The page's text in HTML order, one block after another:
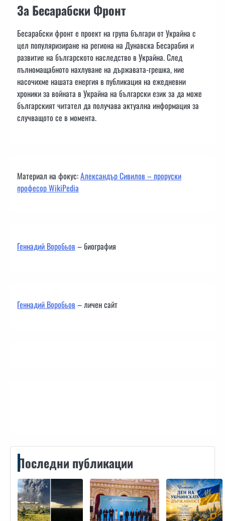
За Бесарабски Фронт
Бесарабски фронт е проект на група българи от Украйна с
цел популяризиране на региона на Дунавска Бесарабия и
развитие на българското наследство в Украйна. След
пълномащабното нахлуване на държавата-грешка, ние
насочихме нашата енергия в публикация на ежедневни
хроники за войната в Украйна на български език за да може
българският читател да получава актуална информация за
случващото се в момента.
Материал на фокус:Александър Сивилов – проруски
професор WikiPedia
Геннадий Воробьов– биография
Геннадий Воробьов– личен сайт
Последни публикации